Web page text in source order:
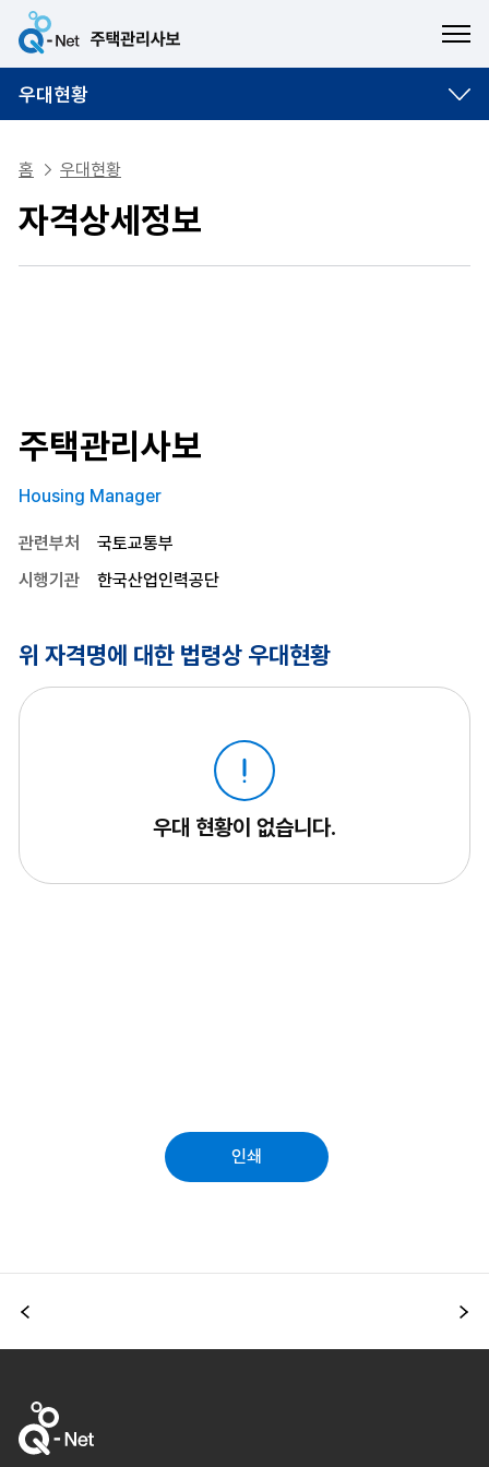
우대현황
홈 우대현황
자격상세정보
주택관리사보
Housing Manager
관련부처
국토교통부
시행기관
한국산업인력공단
위 자격명에 대한 법령상 우대현황
우대 현황이 없습니다.
인쇄
이전